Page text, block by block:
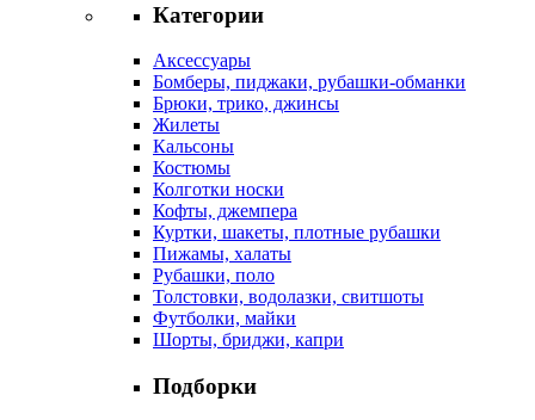
Категории
Аксессуары
Бомберы, пиджаки, рубашки-обманки
Брюки, трико, джинсы
Жилеты
Кальсоны
Костюмы
Колготки носки
Кофты, джемпера
Куртки, шакеты, плотные рубашки
Пижамы, халаты
Рубашки, поло
Толстовки, водолазки, свитшоты
Футболки, майки
Шорты, бриджи, капри
Подборки